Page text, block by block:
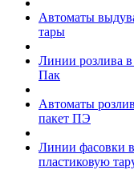
Автоматы
тары
Линии розлива
Пак
Автоматы
пакет ПЭ
Линии фасовки в
пластиковую